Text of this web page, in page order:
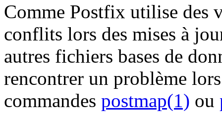
Comme Postfix utilise des
conflits lors des mises à
autres fichiers bases de
rencontrer un problème
commandes postmap(1) ou